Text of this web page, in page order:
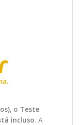
o Teste
incluso. A